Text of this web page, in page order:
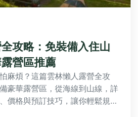
攻略：免裝備入住山
營區推薦
麻煩？這篇雲林懶人露營全攻
豪華露營區，從海線到山線，詳
價格與預訂技巧，讓你輕鬆規劃